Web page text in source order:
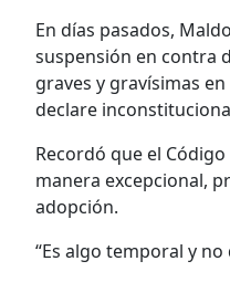
En días pasados,
suspensión en contra
graves y gravísimas
declare
Recordó que el
manera excepcional,
adopción.
“Es algo temporal y